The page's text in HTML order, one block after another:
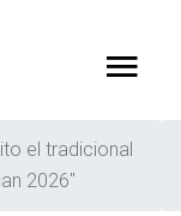
el tradicional
2026"